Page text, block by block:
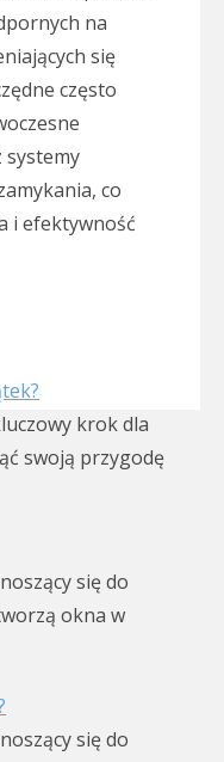
na
się
często
systemy
co
i efektywność
krok dla
swoją przygodę
się do
okna w
się do